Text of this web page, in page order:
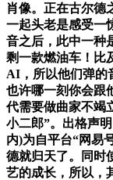
肖像。正在古尔德
一起头老是感受一
音之后，此中一种
剩一款燃油车！比
AI，所以他们弹的
也许哪一刻你会跟
代需要做曲家不竭
小二郎”。出格声
内)为自平台“网易
德就归天了。同时
艺的成长，所以，